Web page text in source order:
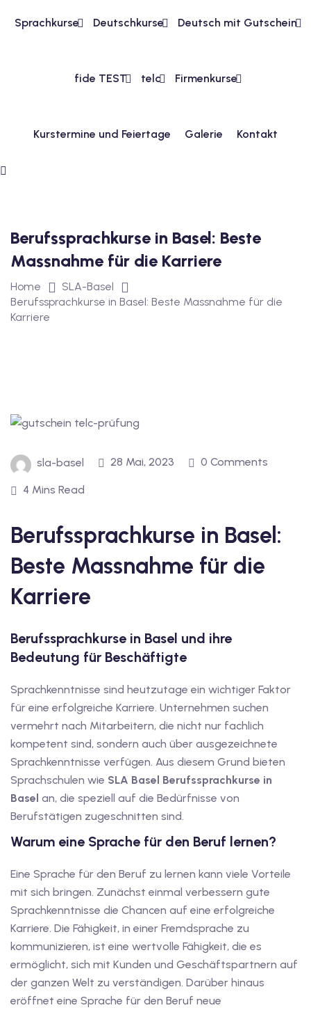
Sprachkurse Deutschkurse Deutsch mit Gutschein
fide TEST telc Firmenkurse
Kurstermine und Feiertage Galerie Kontakt
A2
Deutsch A2
A2
Deutsch B1
B2
Deutsch B2
B2
Deutsch C1
C1
Deutsch C1
C1
A1
Deutschkurse mit
Deutschkurse mit
Berufssprachkurse in Basel: Beste
Massnahme für die Karriere
Home
SLA-Basel
Berufssprachkurse in Basel: Beste Massnahme für die
Karriere
sla-basel 28 Mai, 2023 0 Comments
4 Mins Read
Berufssprachkurse in Basel:
Beste Massnahme für die
Karriere
Berufssprachkurse in Basel und ihre
Bedeutung für Beschäftigte
Sprachkenntnisse sind heutzutage ein wichtiger Faktor
für eine erfolgreiche Karriere. Unternehmen suchen
vermehrt nach Mitarbeitern, die nicht nur fachlich
kompetent sind, sondern auch über ausgezeichnete
Sprachkenntnisse verfügen. Aus diesem Grund bieten
Sprachschulen wie SLA Basel Berufssprachkurse in
Basel an, die speziell auf die Bedürfnisse von
Berufstätigen zugeschnitten sind.
Warum eine Sprache für den Beruf lernen?
Eine Sprache für den Beruf zu lernen kann viele Vorteile
mit sich bringen. Zunächst einmal verbessern gute
Sprachkenntnisse die Chancen auf eine erfolgreiche
Karriere. Die Fähigkeit, in einer Fremdsprache zu
kommunizieren, ist eine wertvolle Fähigkeit, die es
ermöglicht, sich mit Kunden und Geschäftspartnern auf
der ganzen Welt zu verständigen. Darüber hinaus
eröffnet eine Sprache für den Beruf neue